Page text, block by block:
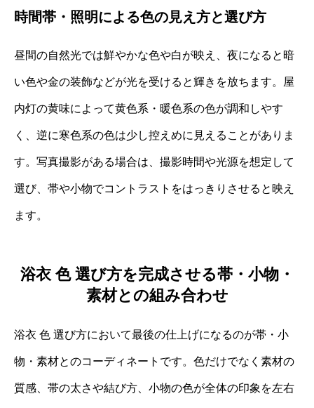
時間帯・照明による色の見え方と選び方
昼間の自然光では鮮やかな色や白が映え、夜になると暗
い色や金の装飾などが光を受けると輝きを放ちます。屋
内灯の黄味によって黄色系・暖色系の色が調和しやす
く、逆に寒色系の色は少し控えめに見えることがありま
す。写真撮影がある場合は、撮影時間や光源を想定して
選び、帯や小物でコントラストをはっきりさせると映え
ます。
浴衣 色 選び方を完成させる帯・小物・
素材との組み合わせ
浴衣 色 選び方において最後の仕上げになるのが帯・小
物・素材とのコーディネートです。色だけでなく素材の
質感、帯の太さや結び方、小物の色が全体の印象を左右